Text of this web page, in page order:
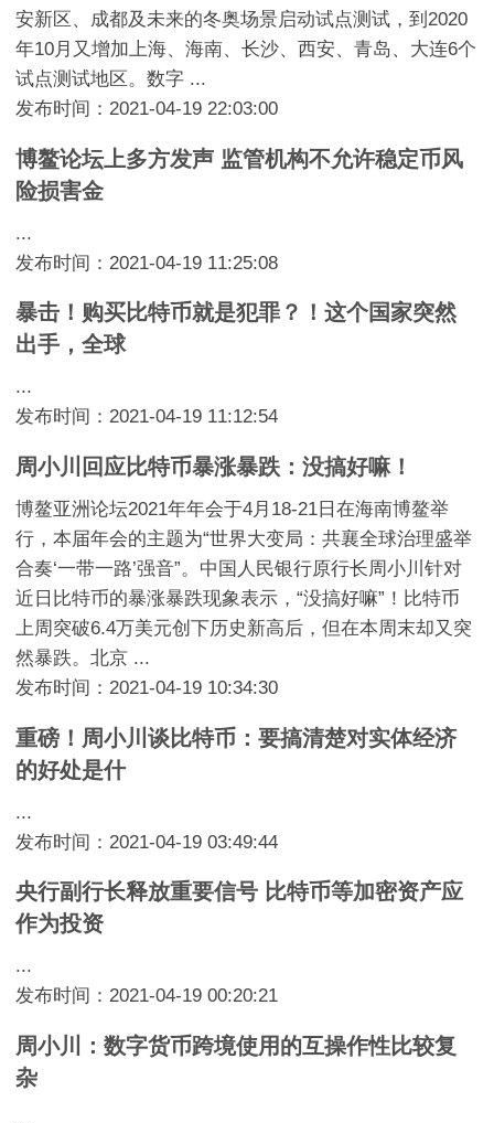
安新区、成都及未来的冬奥场景启动试点测试，到2020
年10月又增加上海、海南、长沙、西安、青岛、大连6个
试点测试地区。数字 ...
发布时间：2021-04-19 22:03:00
博鳌论坛上多方发声 监管机构不允许稳定币风
险损害金
...
发布时间：2021-04-19 11:25:08
暴击！购买比特币就是犯罪？！这个国家突然
出手，全球
...
发布时间：2021-04-19 11:12:54
周小川回应比特币暴涨暴跌：没搞好嘛！
博鳌亚洲论坛2021年年会于4月18-21日在海南博鳌举
行，本届年会的主题为“世界大变局：共襄全球治理盛举
合奏‘一带一路’强音”。中国人民银行原行长周小川针对
近日比特币的暴涨暴跌现象表示，“没搞好嘛”！比特币
上周突破6.4万美元创下历史新高后，但在本周末却又突
然暴跌。北京 ...
发布时间：2021-04-19 10:34:30
重磅！周小川谈比特币：要搞清楚对实体经济
的好处是什
...
发布时间：2021-04-19 03:49:44
央行副行长释放重要信号 比特币等加密资产应
作为投资
...
发布时间：2021-04-19 00:20:21
周小川：数字货币跨境使用的互操作性比较复
杂